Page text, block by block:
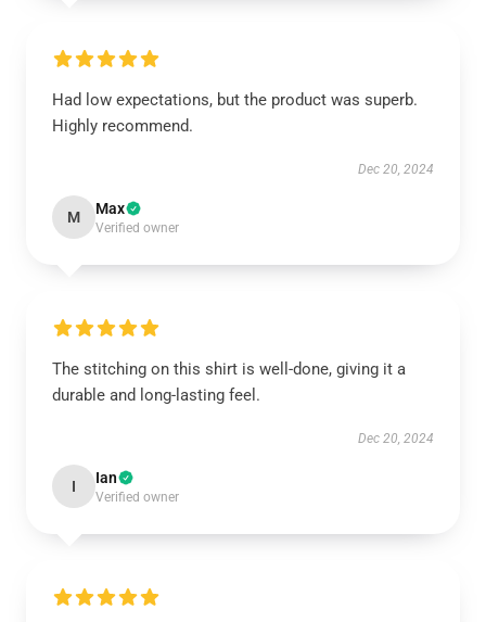
Had low expectations, but the product was superb.
Highly recommend.
Dec 20, 2024
M Max
Verified owner
The stitching on this shirt is well-done, giving it a
durable and long-lasting feel.
Dec 20, 2024
I Ian
Verified owner